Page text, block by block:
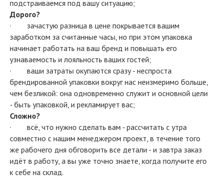
подстраиваемся под вашу ситуацию;
Дорого?
· зачастую разница в цене покрывается вашим
заработком за считанные часы, но при этом упаковка
начинает работать на ваш бренд и повышать его
узнаваемость и лояльность ваших гостей;
· ваши затраты окупаются сразу - неспроста
брендированной упаковки вокруг нас неизмеримо больше,
чем безликой: она одновременно служит и основной цели
- быть упаковкой, и рекламирует вас;
Сложно?
· всё, что нужно сделать вам - рассчитать с утра
совместно с нашим менеджером проект, в течение того
же рабочего дня обговорить все детали - и завтра заказ
идёт в работу, а вы уже точно знаете, когда получите его
к себе на склад.